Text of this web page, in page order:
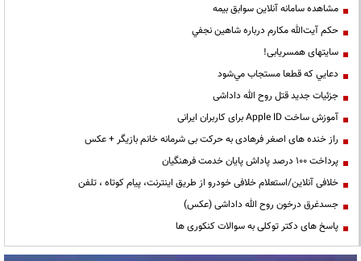
مشاهده سامانه آنلاين سوابق بیمه
حكم آيت‌الله مكارم درباره شاهين نجفي
سایتهای همسریابی!
دعايي كه قطعا مستجاب مي‌شود
جزئیات جدید قتل روح الله داداشی
آموزش ساخت Apple ID برای کاربران ایرانی
راز خنده های اصغر فرهادی به حرکت بی شرمانه خانم بازیگر + عکس
پرداخت ۱۰۰ درصد پاداش پایان خدمت فرهنگیان
خلافی آنلاین/استعلام خلافی خودرو از طریق اینترنت، پیام کوتاه ، تلفن
جسدغرق درخون روح الله داداشی (عکس)
پاسخ های دکتر توکلی به سوالات کنکوری ها